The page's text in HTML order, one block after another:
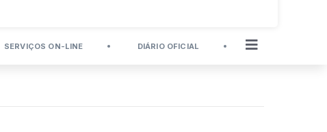
SERVIÇOS ON-LINE DIÁRIO OFICIAL